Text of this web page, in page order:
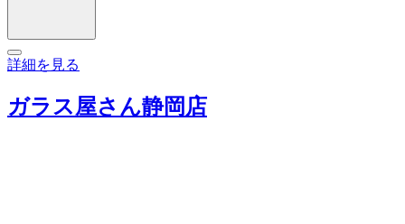
詳細を見る
ガラス屋さん静岡店